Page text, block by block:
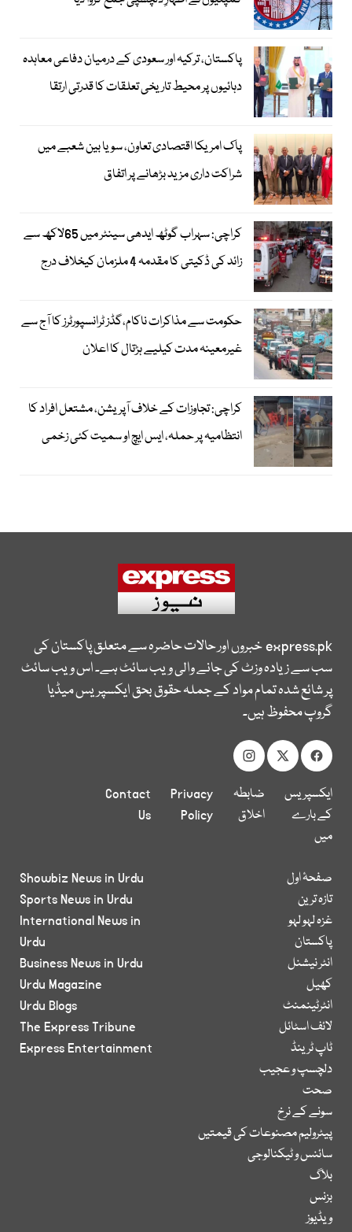
پاکستان، ترکیہ اور سعودی کے درمیان دفاعی معاہدہ
دہائیوں پر محیط تاریخی تعلقات کا قدرتی ارتقا
پاک امریکا اقتصادی تعاون، سویا بین شعبے میں
شراکت داری مزید بڑھانے پر اتفاق
کراچی: سہراب گوٹھ ایدھی سینٹر میں 65لاکھ سے
زائد کی ڈکیتی کا مقدمہ 4 ملزمان کیخلاف درج
حکومت سے مذاکرات ناکام،گڈز ٹرانسپورٹرز کا آج سے
غیرمعینہ مدت کیلیے ہڑتال کا اعلان
کراچی: تجاوزات کے خلاف آپریشن، مشتعل افراد کا
انتظامیہ پر حملہ، ایس ایچ او سمیت کئی زخمی
express.pkخبروں اور حالات حاضرہ سے متعلق پاکستان کی
سب سے زیادہ وزٹ کی جانے والی ویب سائٹ ہے۔ اس ویب سائٹ
پر شائع شدہ تمام مواد کے جملہ حقوق بحق ایکسپریس میڈیا
گروپ محفوظ ہیں۔
ایکسپریس
کے بارے
میں
ضابطہ
اخلاق
Privacy
Policy
Contact
Us
صفحۂ اول
تازہ ترین
غزہ لہو لہو
پاکستان
انٹر نیشنل
کھیل
انٹرٹینمنٹ
لائف اسٹائل
ٹاپ ٹرینڈ
دلچسپ و عجیب
صحت
سونے کے نرخ
پیٹرولیم مصنوعات کی قیمتیں
سائنس و ٹیکنالوجی
بلاگ
بزنس
ویڈیوز
Showbiz News in Urdu
Sports News in Urdu
International News in
Urdu
Business News in Urdu
Urdu Magazine
Urdu Blogs
The Express Tribune
Express Entertainment